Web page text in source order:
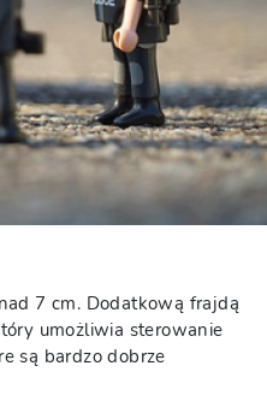
7 cm. Dodatkową frajdą
umożliwia sterowanie
są bardzo dobrze